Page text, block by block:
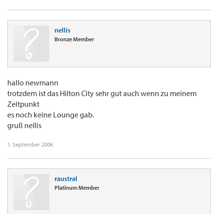
nellis
Bronze Member
hallo newmann
trotzdem ist das Hilton City sehr gut auch wenn zu meinem
Zeitpunkt
es noch keine Lounge gab.
gruß nellis
1. September 2006
raustral
Platinum Member